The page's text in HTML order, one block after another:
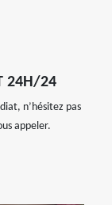
24H/24
n’hésitez pas
appeler.